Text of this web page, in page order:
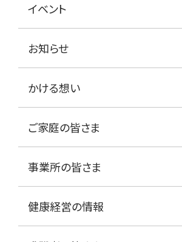
イベント
お知らせ
かける想い
ご家庭の皆さま
事業所の皆さま
健康経営の情報